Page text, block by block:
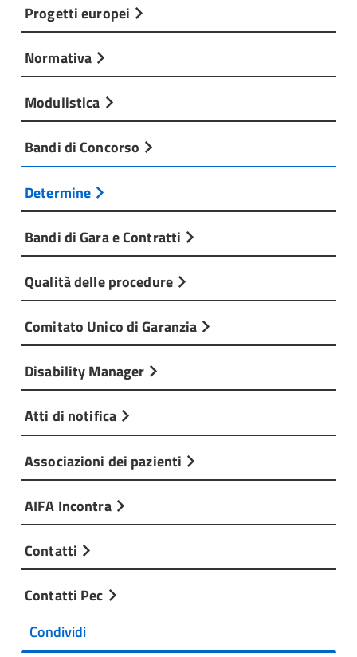
Progetti europei
Normativa
Modulistica
Bandi di Concorso
Determine
Bandi di Gara e Contratti
Qualità delle procedure
Comitato Unico di Garanzia
Disability Manager
Atti di notifica
Associazioni dei pazienti
AIFA Incontra
Contatti
Contatti Pec
Condividi